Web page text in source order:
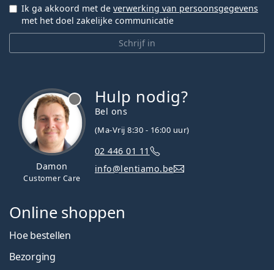
Schrijf in
Ik ga akkoord met de verwerking van persoonsgegevens
met het doel zakelijke communicatie
Damon
Customer Care
Hulp nodig?
Bel ons
(Ma-Vrij 8:30 - 16:00 uur)
02 446 01 11
info@lentiamo.be
Online shoppen
Hoe bestellen
Bezorging